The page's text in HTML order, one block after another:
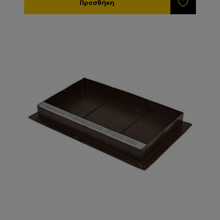
καμία απολύτως συντήρηση. Κατασκευασμένος από
πλαστικό κατάλληλο για τρόφιμα.